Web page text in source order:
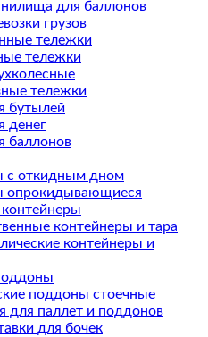
для баллонов
грузов
тележки
тележки
тележки
бутылей
денег
баллонов
с откидным дном
опрокидывающиеся
контейнеры и тара
контейнеры и
поддоны стоечные
для паллет и поддонов
для бочек